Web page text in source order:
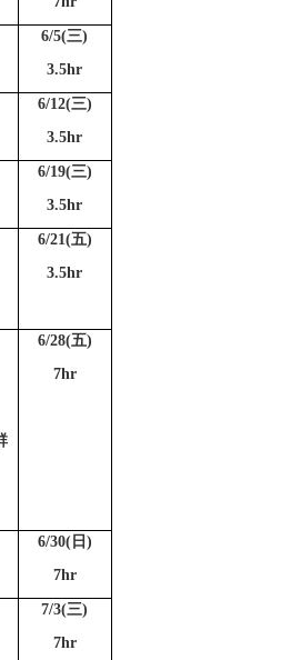
6/5(三)
3.5hr
6/12(三)
3.5hr
6/19(三)
3.5hr
6/21(五)
3.5hr
6/28(五)
7hr
6/30(日)
7hr
7/3(三)
7hr